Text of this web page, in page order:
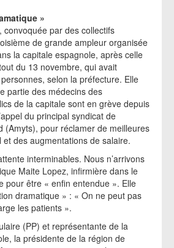
»
convoquée par des collectifs
de grande ampleur organisée
la capitale espagnole, après celle
du 13 novembre, qui avait
selon la préfecture. Elle
partie des médecins des
de la capitale sont en grève depuis
du principal syndicat de
(Amyts), pour réclamer de meilleures
des augmentations de salaire.
interminables. Nous n’arrivons
Maite Lopez, infirmière dans le
pour être « enfin entendue ». Elle
dramatique » : « On ne peut pas
les patients ».
(PP) et représentante de la
la présidente de la région de